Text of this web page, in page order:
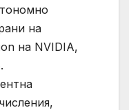
на
на NVIDIA,